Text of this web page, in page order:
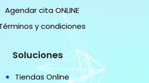
Agendar cita ONLINE
y condiciones
Soluciones
Tiendas Online